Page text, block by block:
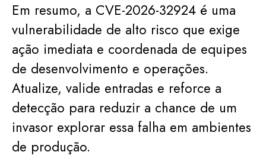
Em resumo, a CVE-2026-32924 é uma
vulnerabilidade de alto risco que exige
ação imediata e coordenada de equipes
de desenvolvimento e operações.
Atualize, valide entradas e reforce a
detecção para reduzir a chance de um
invasor explorar essa falha em ambientes
de produção.